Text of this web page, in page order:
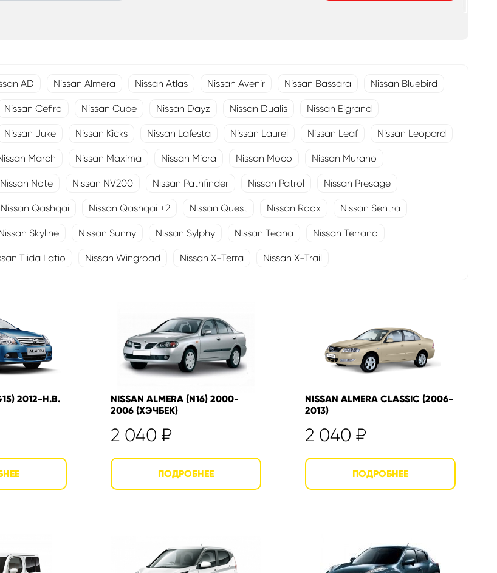
AD Nissan Almera Nissan Atlas Nissan Avenir Nissan Bassara Nissan Bluebird
Nissan Cefiro Nissan Cube Nissan Dayz Nissan Dualis Nissan Elgrand
Nissan Juke Nissan Kicks Nissan Lafesta Nissan Laurel Nissan Leaf Nissan Leopard
March Nissan Maxima Nissan Micra Nissan Moco Nissan Murano
Nissan Note Nissan NV200 Nissan Pathfinder Nissan Patrol Nissan Presage
Nissan Qashqai Nissan Qashqai +2 Nissan Quest Nissan Roox Nissan Sentra
Skyline Nissan Sunny Nissan Sylphy Nissan Teana Nissan Terrano
Tiida Latio Nissan Wingroad Nissan X-Terra Nissan X-Trail
2012-Н.В.
NISSAN ALMERA (N16) 2000-
2006 (ХЭЧБЕК)
2 040 ₽
NISSAN ALMERA CLASSIC (2006-
2013)
2 040 ₽